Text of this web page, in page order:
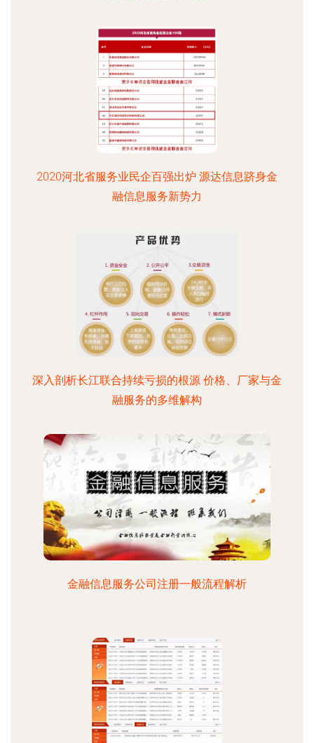
2020河北省服务业民企百强出炉 源达信息跻身金
融信息服务新势力
深入剖析长江联合持续亏损的根源 价格、厂家与金
融服务的多维解构
金融信息服务公司注册一般流程解析